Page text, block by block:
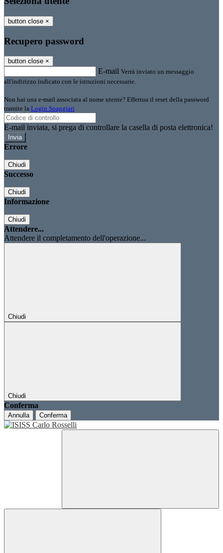
button close ×
Recupero password
button close ×
E-mail Verrà inviato un messaggio
all'indirizzo indicato con le istruzioni necessarie.
Non hai una e-mail associata al nome utente? Effettua il reset della password
tramite la Login Spaggiari
E-mail inviata, si prega di controllare la casella di posta elettronica!
Errore
Chiudi
Successo
Chiudi
Informazione
Chiudi
Attendere...
Attendere il completamento dell'operazione...
Chiudi
Chiudi
Conferma
Annulla Conferma